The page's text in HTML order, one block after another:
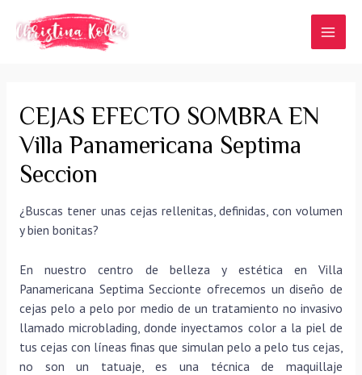
contenido
CEJAS EFECTO SOMBRA EN
Villa Panamericana Septima
Seccion
¿Buscas tener unas cejas rellenitas, definidas, con volumen
y bien bonitas?
En nuestro centro de belleza y estética en Villa
Panamericana Septima Seccionte ofrecemos un diseño de
cejas pelo a pelo por medio de un tratamiento no invasivo
llamado microblading, donde inyectamos color a la piel de
tus cejas con líneas finas que simulan pelo a pelo tus cejas,
no son un tatuaje, es una técnica de maquillaje